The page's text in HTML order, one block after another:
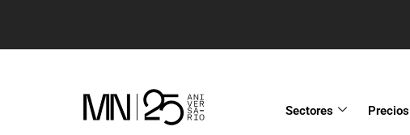
Sectores Precios